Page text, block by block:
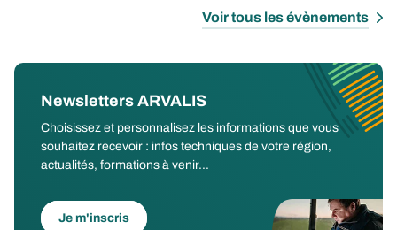
Voir tous les évènements
Newsletters ARVALIS
Choisissez et personnalisez les informations que vous
souhaitez recevoir : infos techniques de votre région,
actualités, formations à venir...
Je m'inscris